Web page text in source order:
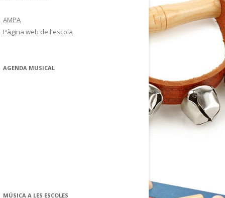
AMPA
Pàgina web de l'escola
AGENDA MUSICAL
MÚSICA A LES ESCOLES